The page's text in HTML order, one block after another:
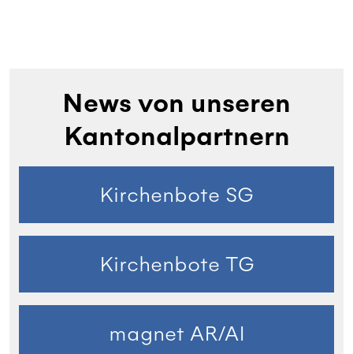
News von unseren
Kantonalpartnern
Kirchenbote SG
Kirchenbote TG
magnet AR/AI